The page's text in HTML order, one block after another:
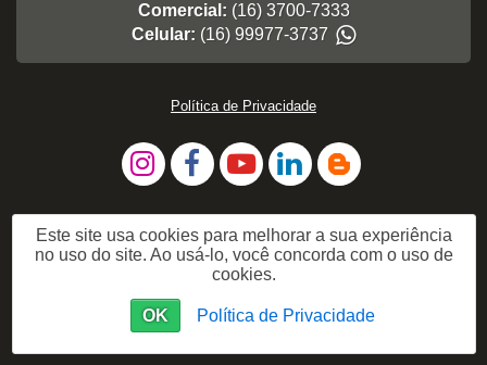
Comercial: (16) 3700-7333
Celular: (16) 99977-3737
Política de Privacidade
Este site usa cookies para melhorar a sua experiência
no uso do site. Ao usá-lo, você concorda com o uso de
cookies.
OK Política de Privacidade